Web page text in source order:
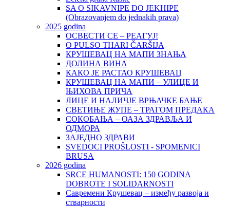
SA O SIKAVNIPE ĐO JEKHIPE
(Obrazovanjem do jednakih prava)
2025 godina
ОСВЕСТИ СЕ – РЕАГУЈ!
O PULSO THARI ČARŠIJA
КРУШЕВАЦ НА МАПИ ЗНАЊА
ДОЛИНА ВИНА
КАКО ЈЕ РАСТАО КРУШЕВАЦ
КРУШЕВАЦ НА МАПИ – УЛИЦЕ И
ЊИХОВА ПРИЧА
ЛИЦЕ И НАЛИЧЈЕ ВРЊАЧКЕ БАЊЕ
СВЕТИЊЕ ЖУПЕ – ТРАГОМ ПРЕДАКА
СОКОБАЊА – ОАЗА ЗДРАВЉА И
ОДМОРА
ЗАЈЕДНО ЗДРАВИ
SVEDOCI PROŠLOSTI - SPOMENICI
BRUSA
2026 godina
SRCE HUMANOSTI: 150 GODINA
DOBROTE I SOLIDARNOSTI
Савремени Крушевац – између развоја и
стварности